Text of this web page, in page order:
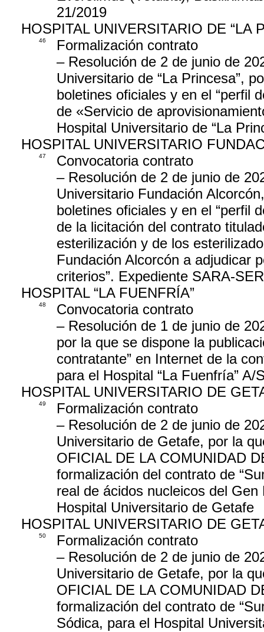
21/2019
HOSPITAL UNIVERSITARIO DE “LA
46
Formalización contrato
– Resolución de 2 de junio de
Universitario de “La Princesa”,
boletines oficiales y en el “perfil
de «Servicio de
Hospital Universitario de “La
HOSPITAL UNIVERSITARIO
47
Convocatoria contrato
– Resolución de 2 de junio de
Universitario Fundación
boletines oficiales y en el “perfil
de la licitación del contrato
esterilización y de los
Fundación Alcorcón a adjudicar
criterios”. Expediente SARA-
HOSPITAL “LA FUENFRÍA”
48
Convocatoria contrato
– Resolución de 1 de junio de
por la que se dispone la
contratante” en Internet de la
para el Hospital “La Fuenfría”
HOSPITAL UNIVERSITARIO DE
49
Formalización contrato
– Resolución de 2 de junio de
Universitario de Getafe, por la
OFICIAL DE LA COMUNIDAD
formalización del contrato de
real de ácidos nucleicos del
Hospital Universitario de Getafe
HOSPITAL UNIVERSITARIO DE
50
Formalización contrato
– Resolución de 2 de junio de
Universitario de Getafe, por la
OFICIAL DE LA COMUNIDAD
formalización del contrato de
Sódica, para el Hospital